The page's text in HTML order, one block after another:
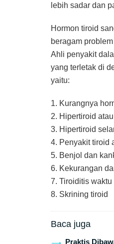
lebih sadar dan
Hormon tiroid
beragam
Ahli penyakit
yang terletak di
yaitu:
1. Kurangnya
2. Hipertiroid
3. Hipertiroid
4. Penyakit tiroid
5. Benjol dan
6. Kekurangan
7. Tiroiditis
8. Skrining tiroid
Baca juga
Praktis